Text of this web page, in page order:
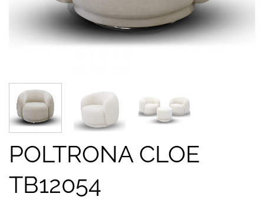
POLTRONA CLOE
TB12054